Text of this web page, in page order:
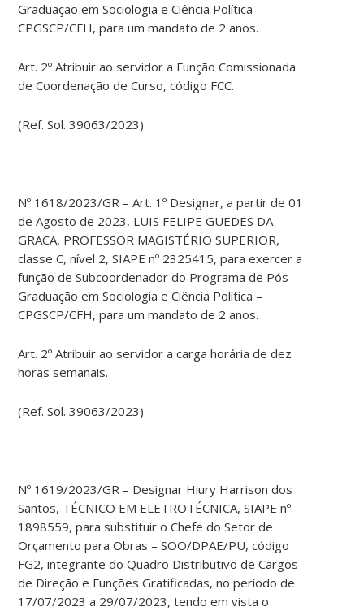
Graduação em Sociologia e Ciência Política –
CPGSCP/CFH, para um mandato de 2 anos.
Art. 2º Atribuir ao servidor a Função Comissionada
de Coordenação de Curso, código FCC.
(Ref. Sol. 39063/2023)
Nº 1618/2023/GR – Art. 1º Designar, a partir de 01
de Agosto de 2023, LUIS FELIPE GUEDES DA
GRACA, PROFESSOR MAGISTÉRIO SUPERIOR,
classe C, nível 2, SIAPE nº 2325415, para exercer a
função de Subcoordenador do Programa de Pós-
Graduação em Sociologia e Ciência Política –
CPGSCP/CFH, para um mandato de 2 anos.
Art. 2º Atribuir ao servidor a carga horária de dez
horas semanais.
(Ref. Sol. 39063/2023)
Nº 1619/2023/GR – Designar Hiury Harrison dos
Santos, TÉCNICO EM ELETROTÉCNICA, SIAPE nº
1898559, para substituir o Chefe do Setor de
Orçamento para Obras – SOO/DPAE/PU, código
FG2, integrante do Quadro Distributivo de Cargos
de Direção e Funções Gratificadas, no período de
17/07/2023 a 29/07/2023, tendo em vista o